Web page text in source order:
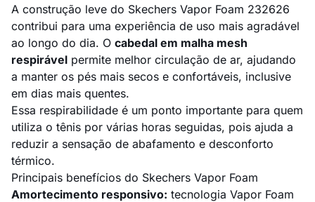
A construção leve do Skechers Vapor Foam 232626
contribui para uma experiência de uso mais agradável
ao longo do dia. O cabedal em malha mesh
respirável permite melhor circulação de ar, ajudando
a manter os pés mais secos e confortáveis, inclusive
em dias mais quentes.
Essa respirabilidade é um ponto importante para quem
utiliza o tênis por várias horas seguidas, pois ajuda a
reduzir a sensação de abafamento e desconforto
térmico.
Principais benefícios do Skechers Vapor Foam
Amortecimento responsivo: tecnologia Vapor Foam